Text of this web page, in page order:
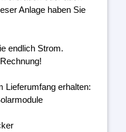
Anlage haben Sie
endlich Strom.
Lieferumfang erhalten: